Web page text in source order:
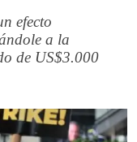
efecto
a la
de US$3.000